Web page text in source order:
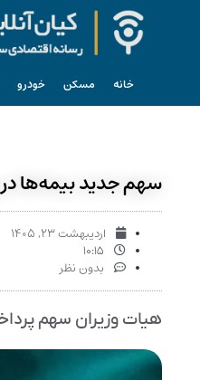
خانه مسکن خودرو
سهم جدید بیمه‌ها در
اردیبهشت ۲۳, ۱۴۰۵
۱۰:۱۵
بدون نظر
هیات وزیران سهم پرداخت